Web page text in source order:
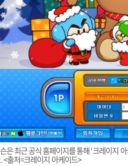
은 최근 공식 홈페이지를 통해 ‘크레이지
<출처=크레이지 아케이드>